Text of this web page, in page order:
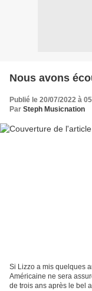
Nous avons
Publié le 20/07/2022 à
Par Steph Musicnation
Si Lizzo a mis quelques
Américaine ne sera
de trois ans après le bel